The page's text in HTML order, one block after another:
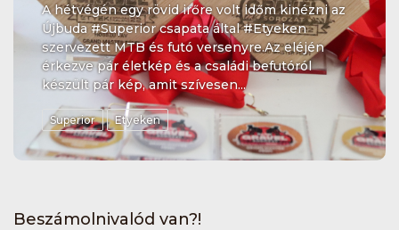
A hétvégén egy rövid irőre volt időm kinézni az
Újbuda #Superior csapata által #Etyeken
szervezett MTB és futó versenyre.Az eléjén
érkezve pár életkép és a családi befutóról
készült pár kép, amit szívesen...
Superior Etyeken
Beszámolnivalód van?!